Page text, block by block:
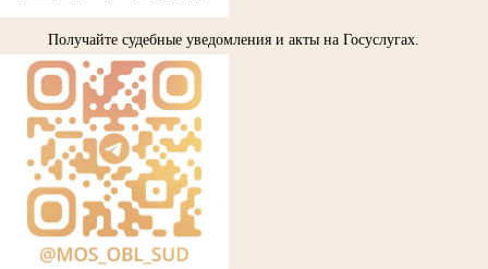
Получайте судебные уведомления и акты на Госуслугах.